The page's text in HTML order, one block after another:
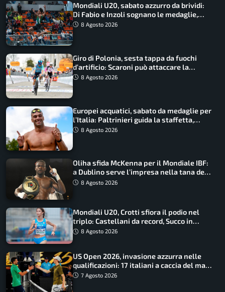
Mondiali U20, sabato azzurro da brividi:
Di Fabio e Inzoli sognano le medaglie,
Castellani e Succo in finale
8 Agosto 2026
Giro di Polonia, sesta tappa da fuochi
d’artificio: Scaroni può attaccare la
maglia di Lemmen
8 Agosto 2026
Europei acquatici, sabato da medaglie per
l’Italia: Paltrinieri guida la staffetta,
Barnabà sogna l’oro dalle grandi altezze
8 Agosto 2026
Oliha sfida McKenna per il Mondiale IBF:
a Dublino serve l’impresa nella tana del
lupo8 Agosto 2026
Mondiali U20, Crotti sfiora il podio nel
triplo: Castellani da record, Succo in
finale
8 Agosto 2026
US Open 2026, invasione azzurra nelle
qualificazioni: 17 italiani a caccia del main
draw7 Agosto 2026